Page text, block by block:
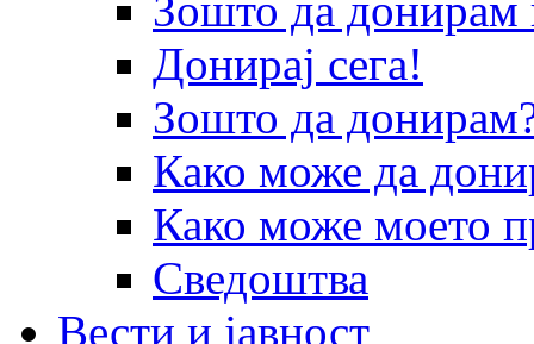
Донирај сега!
Зошто да
Како може да
Како може моето
Сведоштва
Вести и јавност